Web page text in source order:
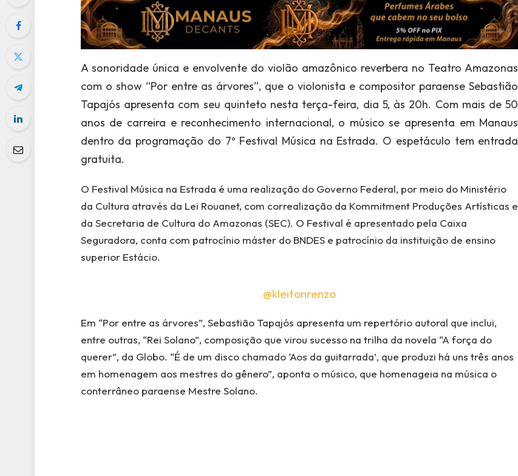
A sonoridade única e envolvente do violão amazônico reverbera no Teatro Amazonas
com o show “Por entre as árvores”, que o violonista e compositor paraense Sebastião
Tapajós apresenta com seu quinteto nesta terça-feira, dia 5, às 20h. Com mais de 50
anos de carreira e reconhecimento internacional, o músico se apresenta em Manaus
dentro da programação do 7º Festival Música na Estrada. O espetáculo tem entrada
gratuita.
O Festival Música na Estrada é uma realização do Governo Federal, por meio do Ministério
da Cultura através da Lei Rouanet, com correalização da Kommitment Produções Artísticas e
da Secretaria de Cultura do Amazonas (SEC). O Festival é apresentado pela Caixa
Seguradora, conta com patrocínio máster do BNDES e patrocínio da instituição de ensino
superior Estácio.
@kleitonrenzo
Em “Por entre as árvores”, Sebastião Tapajós apresenta um repertório autoral que inclui,
entre outras, “Rei Solano”, composição que virou sucesso na trilha da novela “A força do
querer”, da Globo. “É de um disco chamado ‘Aos da guitarrada’, que produzi há uns três anos
em homenagem aos mestres do gênero”, aponta o músico, que homenageia na música o
conterrâneo paraense Mestre Solano.